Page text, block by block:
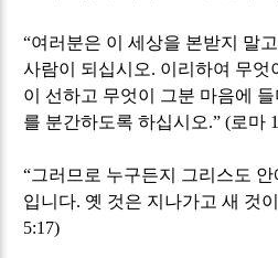
“여러분은 이 세상을 본받지 말
사람이 되십시오. 이리하여 무엇
이 선하고 무엇이 그분 마음에
를 분간하도록 하십시오.” (로마
“그러므로 누구든지 그리스도
입니다. 옛 것은 지나가고 새 것
5:17)